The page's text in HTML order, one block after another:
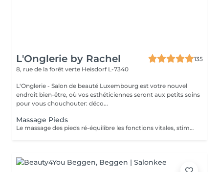
L'Onglerie by Rachel
135
8, rue de la forêt verte Heisdorf L-7340
L'Onglerie - Salon de beauté Luxembourg est votre nouvel
endroit bien-être, où vos esthéticiennes seront aux petits soins
pour vous chouchouter: déco...
Massage Pieds
Le massage des pieds ré-équilibre les fonctions vitales, stimule la circulation sanguine ainsi que le drainage lymphatique. Vos muscles se détendent, les systèmes nerveux sont stimulés.. succombez, profitez d'un moment de détente et de relaxation unique.